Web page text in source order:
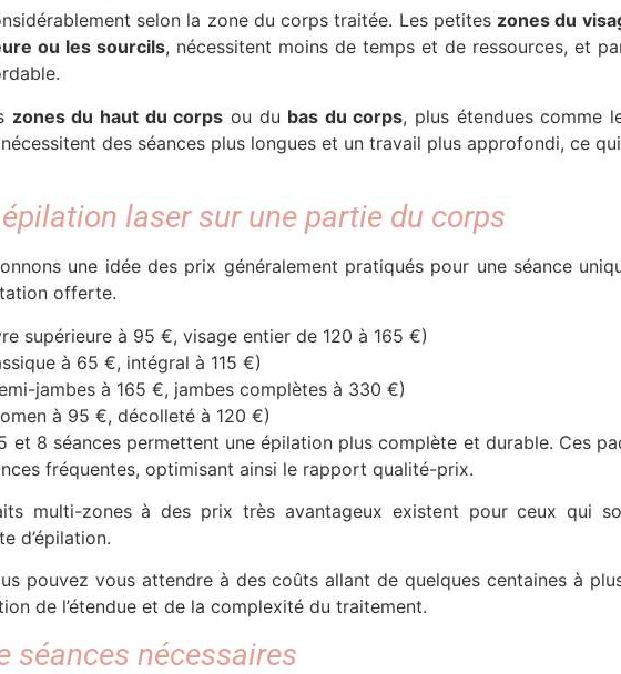
selon la zone du corps traitée. Les petites zones du
ou les sourcils, nécessitent moins de temps et de ressources, et
zones du haut du corps ou du bas du corps, plus étendues comme
nécessitent des séances plus longues et un travail plus approfondi, ce
épilation laser sur une partie du corps
une idée des prix généralement pratiqués pour une séance
offerte.
supérieure à 95 €, visage entier de 120 à 165 €)
à 65 €, intégral à 115 €)
jambes à 165 €, jambes complètes à 330 €)
à 95 €, décolleté à 120 €)
et 8 séances permettent une épilation plus complète et durable. Ces
fréquentes, optimisant ainsi le rapport qualité-prix.
multi-zones à des prix très avantageux existent pour ceux qui
d’épilation.
pouvez vous attendre à des coûts allant de quelques centaines à
de l’étendue et de la complexité du traitement.
séances nécessaires